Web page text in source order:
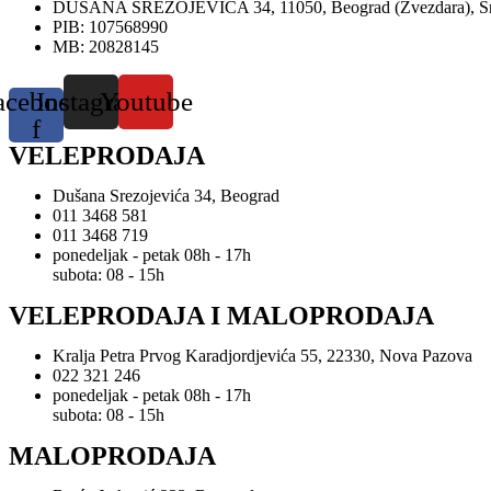
DUŠANA SREZOJEVIĆA 34, 11050, Beograd (Zvezdara),
PIB: 107568990
MB: 20828145
f
InstagramYoutube
VELEPRODAJA
Dušana Srezojevića 34, Beograd
011 3468 581
011 3468 719
ponedeljak - petak 08h - 17h
subota: 08 - 15h
VELEPRODAJA I MALOPRODAJA
Kralja Petra Prvog Karadjordjevića 55, 22330, Nova Pazova
022 321 246
ponedeljak - petak 08h - 17h
subota: 08 - 15h
MALOPRODAJA